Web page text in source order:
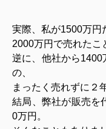
実際、私が1500万円
2000万円で売れたこ
逆に、他社から
の、
まったく売れずに２
結局、弊社が販売を
0万円。